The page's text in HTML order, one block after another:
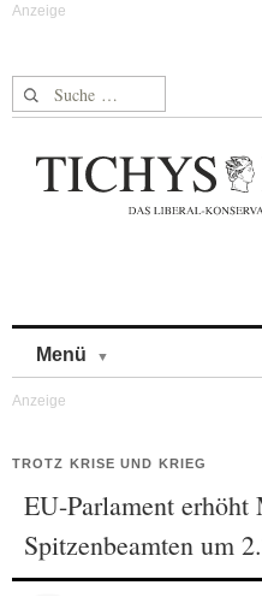
Suche nach:
Menü
TROTZ KRISE UND KRIEG
EU-Parlament erhöht
Spitzenbeamten um